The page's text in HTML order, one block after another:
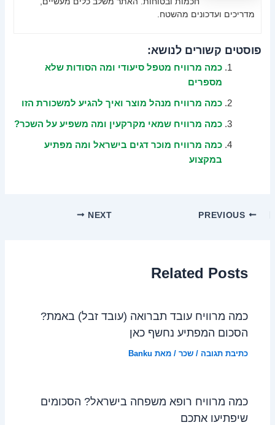
מדריכים ועדכונים מהשטח.
פוסטים קשורים לנושא:
כמה מרוויח מטפל סיעודי ומה הסודות שלא
מספרים
כמה מרוויח מנהל מוצר ואיך להגיע למשכורת הזו
כמה מרוויח שמאי מקרקעין ומה משפיע על השכר?
כמה מרוויח מוכר דגים בישראל ומה מפתיע
במקצוע
NEXT
Related Posts
כמה מרוויח עובד תברואה (עובד זבל) באמת?
הסכום המפתיע נחשף כאן
כתיבת תגובה /שכר / מאת Banku
כמה מרוויח רופא משפחה בישראל? הסכומים
שיפתיעו אתכם